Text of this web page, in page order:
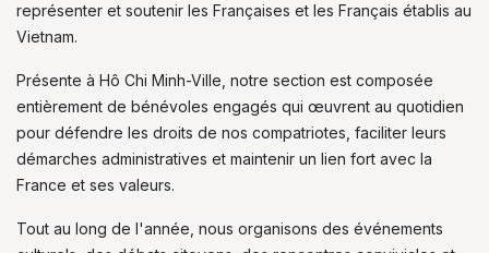
représenter et soutenir les Françaises et les Français établis au
Vietnam.
Présente à Hô Chi Minh-Ville, notre section est composée
entièrement de bénévoles engagés qui œuvrent au quotidien
pour défendre les droits de nos compatriotes, faciliter leurs
démarches administratives et maintenir un lien fort avec la
France et ses valeurs.
Tout au long de l'année, nous organisons des événements